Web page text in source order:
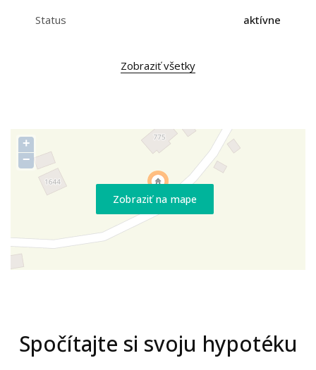
Status aktívne
Zobraziť všetky
Zobraziť na mape
+
−
Spočítajte si svoju hypotéku